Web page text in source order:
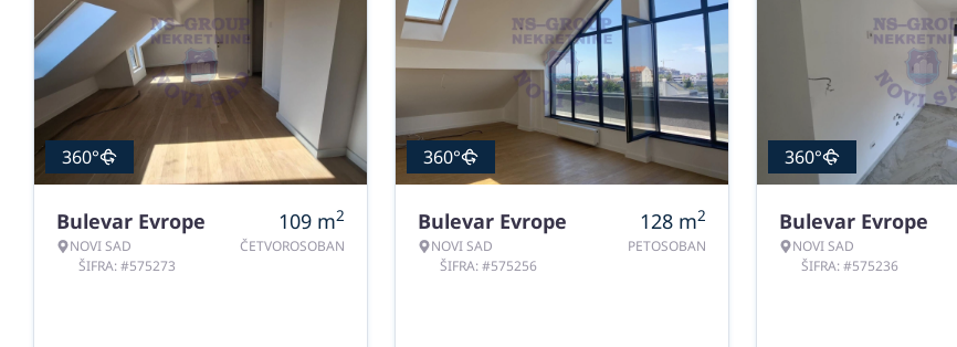
360°
Bulevar Evrope
NOVI SAD
ŠIFRA: #575273
109 m2
ČETVOROSOBAN
360°
Bulevar Evrope
NOVI SAD
ŠIFRA: #575256
128 m2
PETOSOBAN
360°
Bulevar Evrope
NOVI SAD
ŠIFRA: #575236